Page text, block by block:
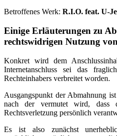
Betroffenes Werk: R.I.O. feat. U-
Einige Erläuterungen zu
rechtswidrigen Nutzung
Konkret wird dem
Internetanschluss sei das
Rechteinhabers verbreitet worden.
Ausgangspunkt der Abmahnung
nach der vermutet wird, dass
Rechtsverletzung persönlich
Es ist also zunächst